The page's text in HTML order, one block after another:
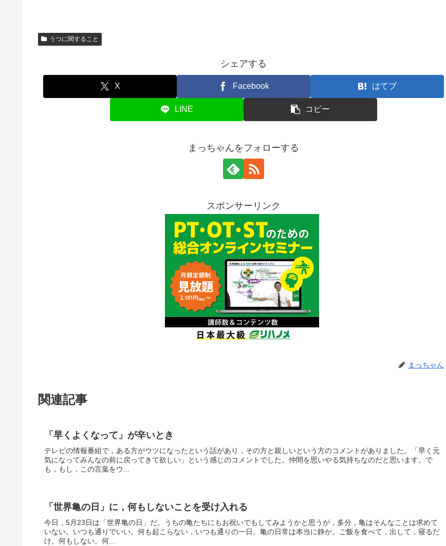
うつに関すること
シェアする
X Facebook はてブ
LINE コピー
まっちゃんをフォローする
スポンサーリンク
まっちゃん
関連記事
「早くよくなって」が辛いとき
テレビの情報番組で，ある方がウツになったという話があり，その方と親しいという方のコメントがありました。「早く元
気になってみんなの前に戻ってきて欲しい」という感じのコメントでした。仲間を思いやる気持ちなのだと思います。で
も，もし，この言葉をウ...
「世界亀の日」に，何もしないことを受け入れる
今日，5月23日は「世界亀の日」だ。うちの亀たちにもお祝いでもしてみようかと思うが，多分，亀はそんなことは求めて
いない。いつも通りでいい。何も起こらない，いつも通りの一日。亀の日常は本当に静か。ご飯を食べて，出して，寝るだ
け。何もしない。何...